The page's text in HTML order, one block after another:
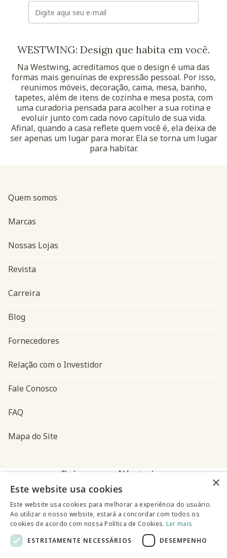
E-mail
WESTWING: Design que habita em você.
Na Westwing, acreditamos que o design é uma das
formas mais genuínas de expressão pessoal. Por isso,
reunimos móveis, decoração, cama, mesa, banho,
tapetes, além de itens de cozinha e mesa posta, com
uma curadoria pensada para acolher a sua rotina e
evoluir junto com cada novo capítulo de sua vida.
Afinal, quando a casa reflete quem você é, ela deixa de
ser apenas um lugar para morar. Ela se torna um lugar
para habitar.
Navegação do rodapé
Quem somos
Marcas
Nossas Lojas
Revista
Carreira
Blog
Fornecedores
Relação com o Investidor
Fale Conosco
FAQ
Mapa do Site
Baixe o app Westwing
×
Este website usa cookies
Este website usa cookies para melhorar a experiência do usuário.
Ao utilizar o nosso website, estará a concordar com todos os
cookies de acordo com nossa Política de Cookies. Ler mais
ESTRITAMENTE NECESSÁRIOS
DESEMPENHO